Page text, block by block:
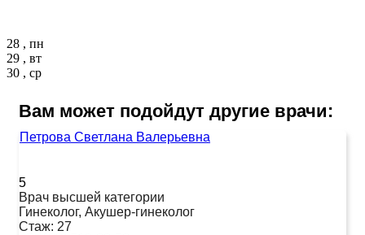
28 , пн
29 , вт
30 , ср
Вам может подойдут другие врачи:
Петрова Светлана Валерьевна
5
Врач высшей категории
Гинеколог, Акушер-гинеколог
Стаж: 27